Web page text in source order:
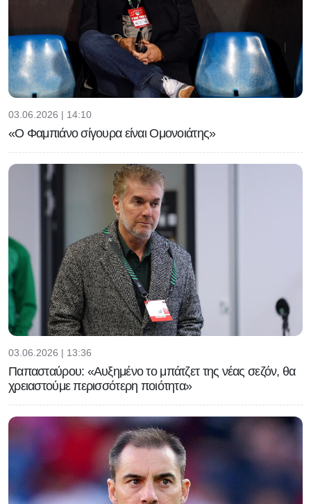
03.06.2026 | 14:10
«Ο Φαμπιάνο σίγουρα είναι Ομονοιάτης»
03.06.2026 | 13:36
Παπασταύρου: «Αυξημένο το μπάτζετ της νέας σεζόν, θα
χρειαστούμε περισσότερη ποιότητα»